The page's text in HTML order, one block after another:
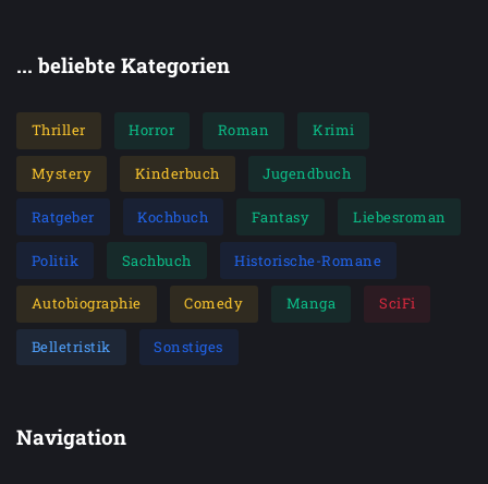
... beliebte Kategorien
Thriller Horror Roman Krimi
Mystery Kinderbuch Jugendbuch
Ratgeber Kochbuch Fantasy Liebesroman
Politik Sachbuch Historische-Romane
Autobiographie Comedy Manga SciFi
Belletristik Sonstiges
Navigation